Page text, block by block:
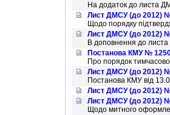
На додаток до листа
Лист ДМСУ (до 2012) №
Щодо порядку
Лист ДМСУ (до 2012)
В доповнення до
Постанова КМУ №
Про порядок
Лист ДМСУ (до 2012)
Постанова КМУ вiд
Лист ДМСУ (до 2012)
Лист ДМСУ (до 2012)
Щодо митного